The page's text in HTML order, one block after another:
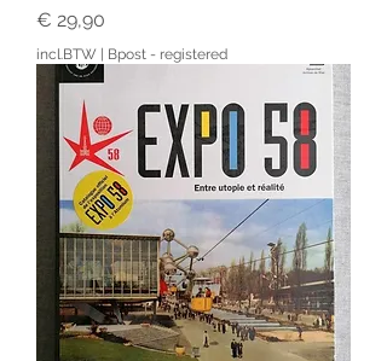
Prijs
€ 29,90
incl.BTW | Bpost - registered